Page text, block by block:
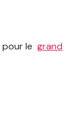
le grand